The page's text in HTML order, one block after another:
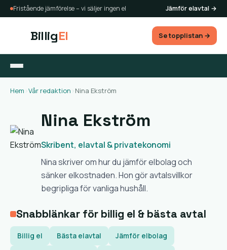
Fristående jämförelse – vi säljer ingen el Jämför elavtal →
BilligEl Se topplistan →
Hem Vår redaktion Nina Ekström
Nina Ekström
Skribent, elavtal & privatekonomi
Nina skriver om hur du jämför elbolag och
sänker elkostnaden. Hon gör avtalsvillkor
begripliga för vanliga hushåll.
Snabblänkar för billig el & bästa avtal
Billig el Bästa elavtal Jämför elbolag